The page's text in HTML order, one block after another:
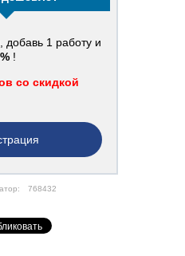
, добавь 1 работу и
!
со скидкой
768432